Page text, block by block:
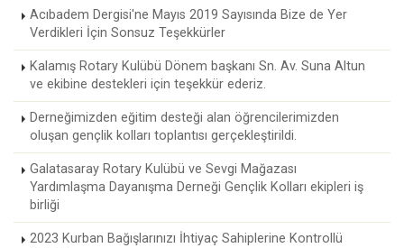
Acıbadem Dergisi'ne Mayıs 2019 Sayısında Bize de Yer
Verdikleri İçin Sonsuz Teşekkürler
Kalamış Rotary Kulübü Dönem başkanı Sn. Av. Suna Altun
ve ekibine destekleri için teşekkür ederiz.
Derneğimizden eğitim desteği alan öğrencilerimizden
oluşan gençlik kolları toplantısı gerçekleştirildi.
Galatasaray Rotary Kulübü ve Sevgi Mağazası
Yardımlaşma Dayanışma Derneği Gençlik Kolları ekipleri iş
birliği
2023 Kurban Bağışlarınızı İhtiyaç Sahiplerine Kontrollü